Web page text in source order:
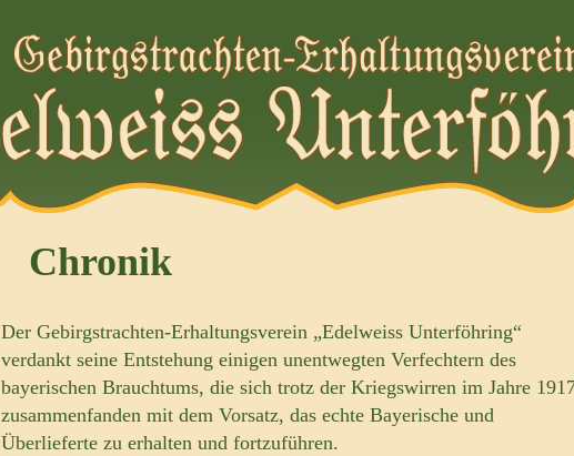
Chronik
Der Gebirgstrachten-Erhaltungsverein „Edelweiss Unterföhring“
verdankt seine Entstehung einigen unentwegten Verfechtern des
bayerischen Brauchtums, die sich trotz der Kriegswirren im Jahre
zusammenfanden mit dem Vorsatz, das echte Bayerische und
Überlieferte zu erhalten und fortzuführen.